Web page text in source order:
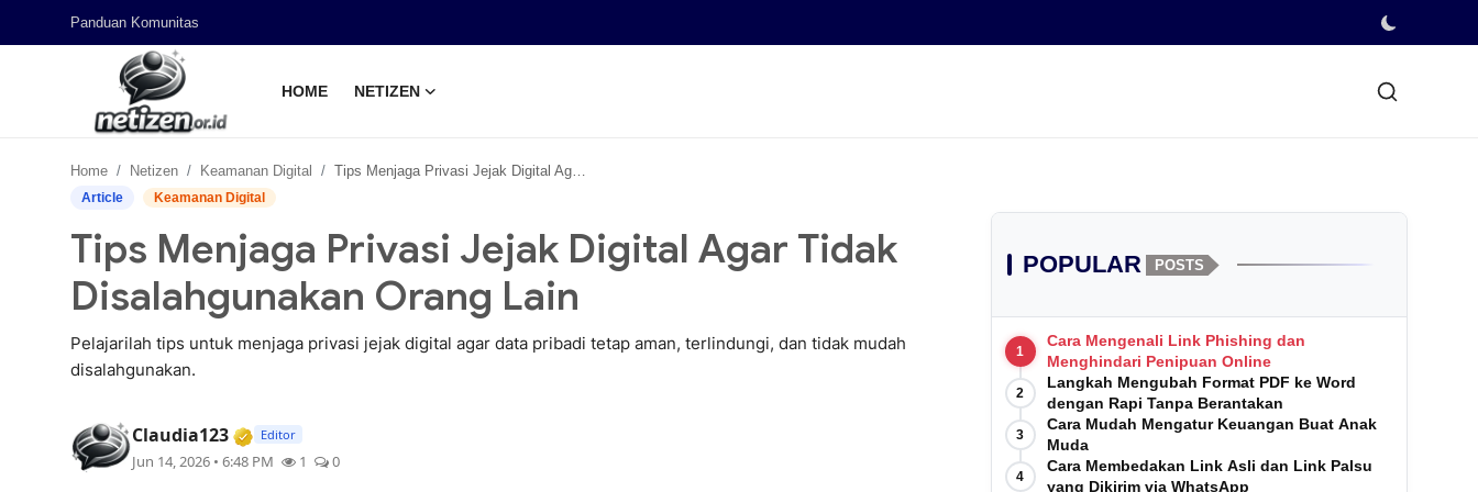
Panduan Komunitas
HOME NETIZEN
Panduan Komunitas
Home Netizen Keamanan Digital Tips Menjaga Privasi Jejak Digital Agar Tidak Disalahgunakan Orang Lain
Article Keamanan Digital
Tips Menjaga Privasi Jejak Digital Agar Tidak
Disalahgunakan Orang Lain
Pelajarilah tips untuk menjaga privasi jejak digital agar data pribadi tetap aman, terlindungi, dan tidak mudah
disalahgunakan.
Claudia123 Verified Media or Organization • 23 May, 2026
Editor
Jun 14, 2026 • 6:48 PM 1 0
POPULAR POSTS
1
Cara Mengenali Link Phishing dan
Menghindari Penipuan Online
2
Langkah Mengubah Format PDF ke Word
dengan Rapi Tanpa Berantakan
3
Cara Mudah Mengatur Keuangan Buat Anak
Muda
4
Cara Membedakan Link Asli dan Link Palsu
yang Dikirim via WhatsApp